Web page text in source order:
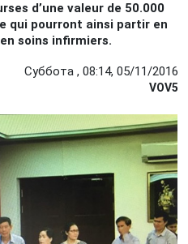
d’une valeur de 50.000
qui pourront ainsi partir en
soins infirmiers.
Суббота , 08:14, 05/11/2016
VOV5